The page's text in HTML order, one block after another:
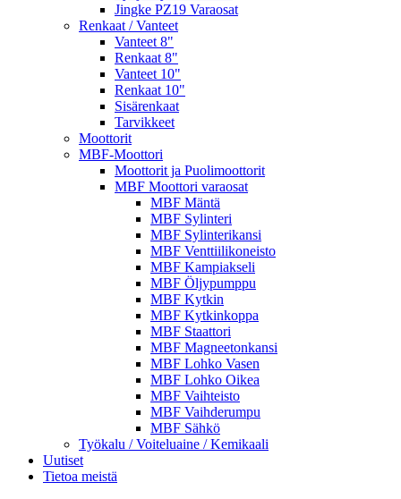
Jingke PZ19 Varaosat
Renkaat / Vanteet
Vanteet 8"
Renkaat 8"
Vanteet 10"
Renkaat 10"
Sisärenkaat
Tarvikkeet
Moottorit
MBF-Moottori
Moottorit ja Puolimoottorit
MBF Moottori varaosat
MBF Mäntä
MBF Sylinteri
MBF Sylinterikansi
MBF Venttiilikoneisto
MBF Kampiakseli
MBF Öljypumppu
MBF Kytkin
MBF Kytkinkoppa
MBF Staattori
MBF Magneetonkansi
MBF Lohko Vasen
MBF Lohko Oikea
MBF Vaihteisto
MBF Vaihderumpu
MBF Sähkö
Työkalu / Voiteluaine / Kemikaali
Uutiset
Tietoa meistä